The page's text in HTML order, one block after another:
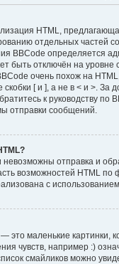
HTML,
отдельных частей
BBCode определяется
быть отключён на уровне
очень похож на
[ и ], а не в < и >. За
к руководству по
отправки сообщений.
отправка и
возможностей HTML по
с
это маленькие картинки,
чувств, например :)
смайликов можно